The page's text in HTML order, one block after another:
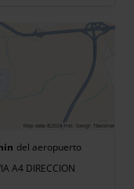
del aeropuerto
A4 DIRECCION